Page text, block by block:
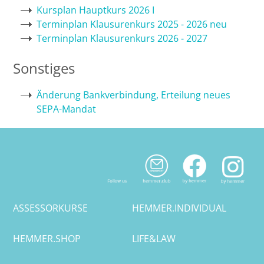
Kursplan Hauptkurs 2026 I
Terminplan Klausurenkurs 2025 - 2026 neu
Terminplan Klausurenkurs 2026 - 2027
Sonstiges
Änderung Bankverbindung, Erteilung neues
SEPA-Mandat
ASSESSORKURSE HEMMER.INDIVIDUAL
HEMMER.SHOP LIFE&LAW
Bremen
Frankfurt/Main
Gießen